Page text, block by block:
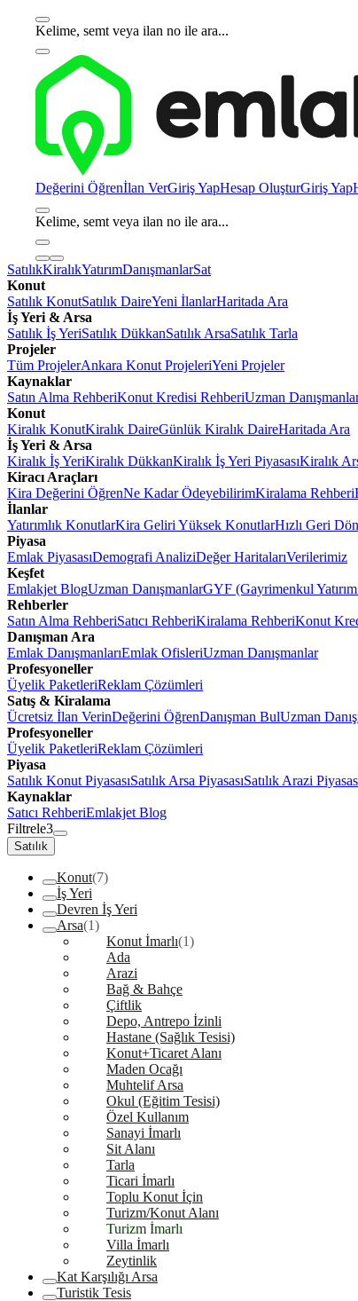
Kelime, semt veya ilan no ile ara...
Değerini Öğrenİlan VerGiriş YapHesap OluşturGiriş Yap
Kelime, semt veya ilan no ile ara...
SatılıkKiralıkYatırımDanışmanlarSat
Konut
Satılık KonutSatılık DaireYeni İlanlarHaritada Ara
İş Yeri & Arsa
Satılık İş YeriSatılık DükkanSatılık ArsaSatılık Tarla
Projeler
Tüm ProjelerAnkara Konut ProjeleriYeni Projeler
Kaynaklar
Satın Alma RehberiKonut Kredisi RehberiUzman
Konut
Kiralık KonutKiralık DaireGünlük Kiralık DaireHaritada Ara
İş Yeri & Arsa
Kiralık İş YeriKiralık DükkanKiralık İş Yeri PiyasasıKiralık
Kiracı Araçları
Kira Değerini ÖğrenNe Kadar ÖdeyebilirimKiralama Rehberi
İlanlar
Yatırımlık KonutlarKira Geliri Yüksek KonutlarHızlı Geri
Piyasa
Emlak PiyasasıDemografi AnaliziDeğer HaritalarıVerilerimiz
Keşfet
Emlakjet BlogUzman DanışmanlarGYF (Gayrimenkul
Rehberler
Satın Alma RehberiSatıcı RehberiKiralama RehberiKonut
Danışman Ara
Emlak DanışmanlarıEmlak OfisleriUzman Danışmanlar
Profesyoneller
Üyelik PaketleriReklam Çözümleri
Satış & Kiralama
Ücretsiz İlan VerinDeğerini ÖğrenDanışman BulUzman
Profesyoneller
Üyelik PaketleriReklam Çözümleri
Piyasa
Satılık Konut PiyasasıSatılık Arsa PiyasasıSatılık Arazi
Kaynaklar
Satıcı RehberiEmlakjet Blog
Filtrele3
Satılık
Konut(7)
İş Yeri
Devren İş Yeri
Arsa(1)
Konut İmarlı(1)
Ada
Arazi
Bağ & Bahçe
Çiftlik
Depo, Antrepo İzinli
Hastane (Sağlık Tesisi)
Konut+Ticaret Alanı
Maden Ocağı
Muhtelif Arsa
Okul (Eğitim Tesisi)
Özel Kullanım
Sanayi İmarlı
Sit Alanı
Tarla
Ticari İmarlı
Toplu Konut İçin
Turizm/Konut Alanı
Turizm İmarlı
Villa İmarlı
Zeytinlik
Kat Karşılığı Arsa
Turistik Tesis